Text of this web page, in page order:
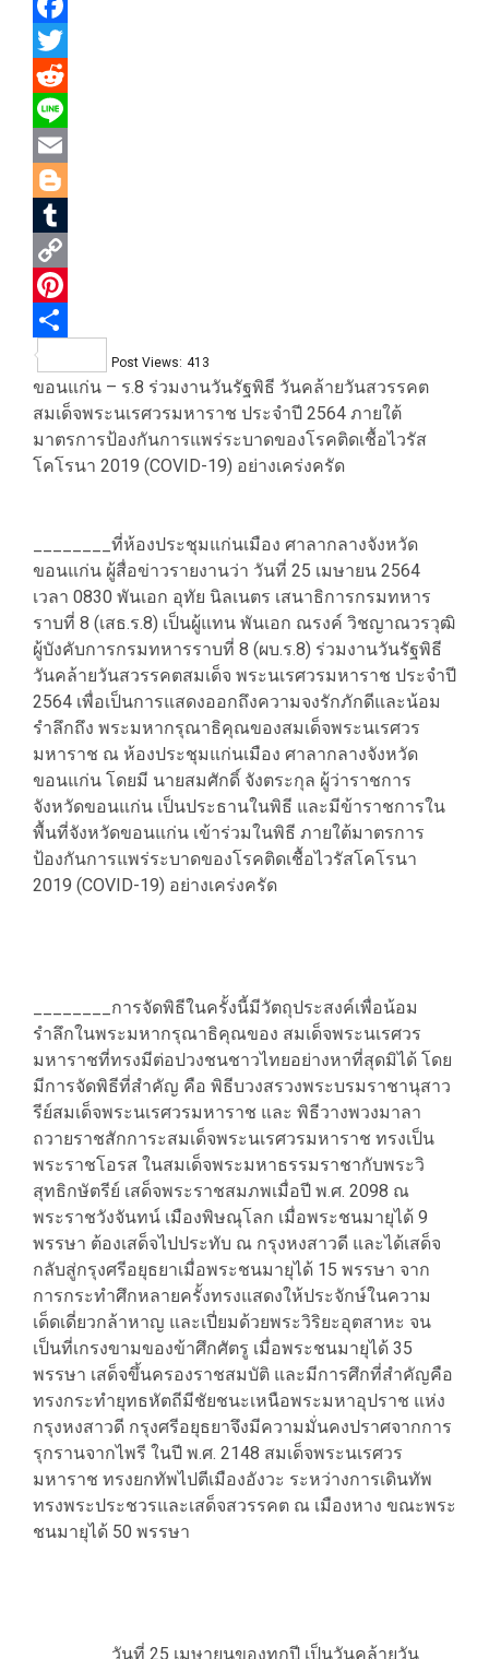
Facebook
Twitter
Reddit
Line
Email
Blogger
Tumblr
Copy
Link
Pinterest
Share
Post Views: 413
ขอนแก่น – ร.8 ร่วมงานวันรัฐพิธี วันคล้ายวันสวรรคต
สมเด็จพระนเรศวรมหาราช ประจำปี 2564 ภายใต้
มาตรการป้องกันการแพร่ระบาดของโรคติดเชื้อไวรัส
โคโรนา 2019 (COVID-19) อย่างเคร่งครัด
________ที่ห้องประชุมแก่นเมือง ศาลากลางจังหวัด
ขอนแก่น ผู้สื่อข่าวรายงานว่า วันที่ 25 เมษายน 2564
เวลา 0830 พันเอก อุทัย นิลเนตร เสนาธิการกรมทหาร
ราบที่ 8 (เสธ.ร.8) เป็นผู้แทน พันเอก ณรงค์ วิชญาณวรวุฒิ
ผู้บังคับการกรมทหารราบที่ 8 (ผบ.ร.8) ร่วมงานวันรัฐพิธี
วันคล้ายวันสวรรคตสมเด็จ พระนเรศวรมหาราช ประจำปี
2564 เพื่อเป็นการแสดงออกถึงความจงรักภักดีและน้อม
รำลึกถึง พระมหากรุณาธิคุณของสมเด็จพระนเรศวร
มหาราช ณ ห้องประชุมแก่นเมือง ศาลากลางจังหวัด
ขอนแก่น โดยมี นายสมศักดิ์ จังตระกุล ผู้ว่าราชการ
จังหวัดขอนแก่น เป็นประธานในพิธี และมีข้าราชการใน
พื้นที่จังหวัดขอนแก่น เข้าร่วมในพิธี ภายใต้มาตรการ
ป้องกันการแพร่ระบาดของโรคติดเชื้อไวรัสโคโรนา
2019 (COVID-19) อย่างเคร่งครัด
________การจัดพิธีในครั้งนี้มีวัตถุประสงค์เพื่อน้อม
รำลึกในพระมหากรุณาธิคุณของ สมเด็จพระนเรศวร
มหาราชที่ทรงมีต่อปวงชนชาวไทยอย่างหาที่สุดมิได้ โดย
มีการจัดพิธีที่สำคัญ คือ พิธีบวงสรวงพระบรมราชานุสาว
รีย์สมเด็จพระนเรศวรมหาราช และ พิธีวางพวงมาลา
ถวายราชสักการะสมเด็จพระนเรศวรมหาราช ทรงเป็น
พระราชโอรส ในสมเด็จพระมหาธรรมราชากับพระวิ
สุทธิกษัตรีย์ เสด็จพระราชสมภพเมื่อปี พ.ศ. 2098 ณ
พระราชวังจันทน์ เมืองพิษณุโลก เมื่อพระชนมายุได้ 9
พรรษา ต้องเสด็จไปประทับ ณ กรุงหงสาวดี และได้เสด็จ
กลับสู่กรุงศรีอยุธยาเมื่อพระชนมายุได้ 15 พรรษา จาก
การกระทำศึกหลายครั้งทรงแสดงให้ประจักษ์ในความ
เด็ดเดี่ยวกล้าหาญ และเปี่ยมด้วยพระวิริยะอุตสาหะ จน
เป็นที่เกรงขามของข้าศึกศัตรู เมื่อพระชนมายุได้ 35
พรรษา เสด็จขึ้นครองราชสมบัติ และมีการศึกที่สำคัญคือ
ทรงกระทำยุทธหัตถีมีชัยชนะเหนือพระมหาอุปราช แห่ง
กรุงหงสาวดี กรุงศรีอยุธยาจึงมีความมั่นคงปราศจากการ
รุกรานจากไพรี ในปี พ.ศ. 2148 สมเด็จพระนเรศวร
มหาราช ทรงยกทัพไปตีเมืองอังวะ ระหว่างการเดินทัพ
ทรงพระประชวรและเสด็จสวรรคต ณ เมืองหาง ขณะพระ
ชนมายุได้ 50 พรรษา
________วันที่ 25 เมษายนของทุกปี เป็นวันคล้ายวัน